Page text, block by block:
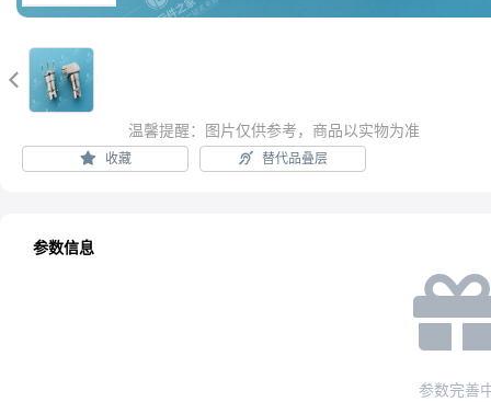

温馨提醒：图片仅供参考，商品以实物为准
收藏 替代品叠层
参数信息
参数完善